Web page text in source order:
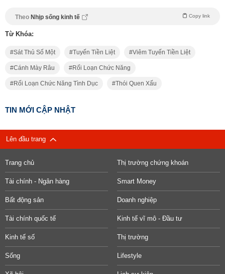
Theo Nhịp sống kinh tế Copy link
Từ Khóa:
Sát Thủ Số Một Tuyến Tiền Liệt Viêm Tuyến Tiền Liệt
Cánh Mày Râu Rối Loạn Chức Năng
Rối Loạn Chức Năng Tình Dục Thói Quen Xấu
TIN MỚI CẬP NHẬT
Lên đầu trang
Trang chủ Thị trường chứng khoán
Tài chính - Ngân hàng Smart Money
Bất động sản Doanh nghiệp
Tài chính quốc tế Kinh tế vĩ mô - Đầu tư
Kinh tế số Thị trường
Sống Lifestyle